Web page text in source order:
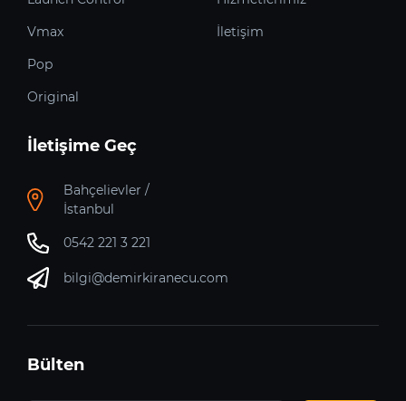
Vmax
Pop
Original
İletişim
İletişime Geç
Bahçelievler /
İstanbul
0542 221 3 221
bilgi@demirkiranecu.com
Bülten